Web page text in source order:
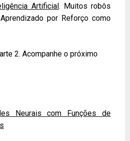
Artificial. Muitos robôs
por Reforço como
2. Acompanhe o próximo
Neurais com Funções de